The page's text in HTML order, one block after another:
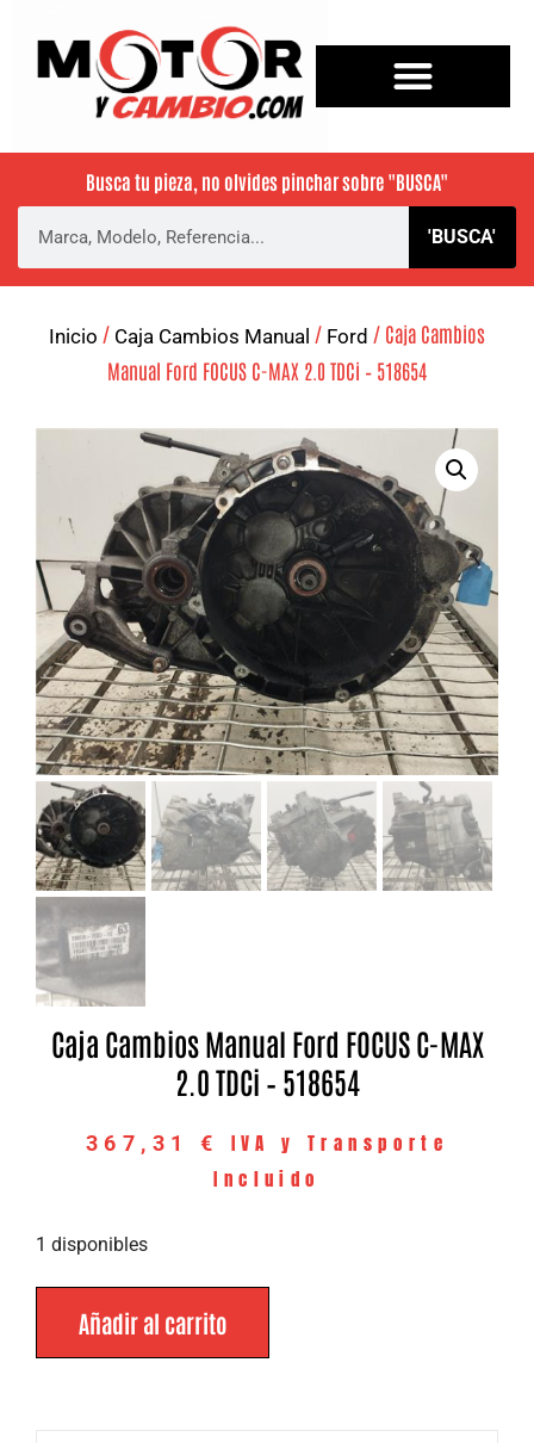
Busca tu pieza, no olvides pinchar sobre "BUSCA"
'BUSCA'
Inicio / Caja Cambios Manual / Ford / Caja Cambios
Manual Ford FOCUS C-MAX 2.0 TDCi – 518654
Caja Cambios Manual Ford FOCUS C-MAX
2.0 TDCi – 518654
367,31 €
IVA y Transporte
Incluido
1 disponibles
Añadir al carrito